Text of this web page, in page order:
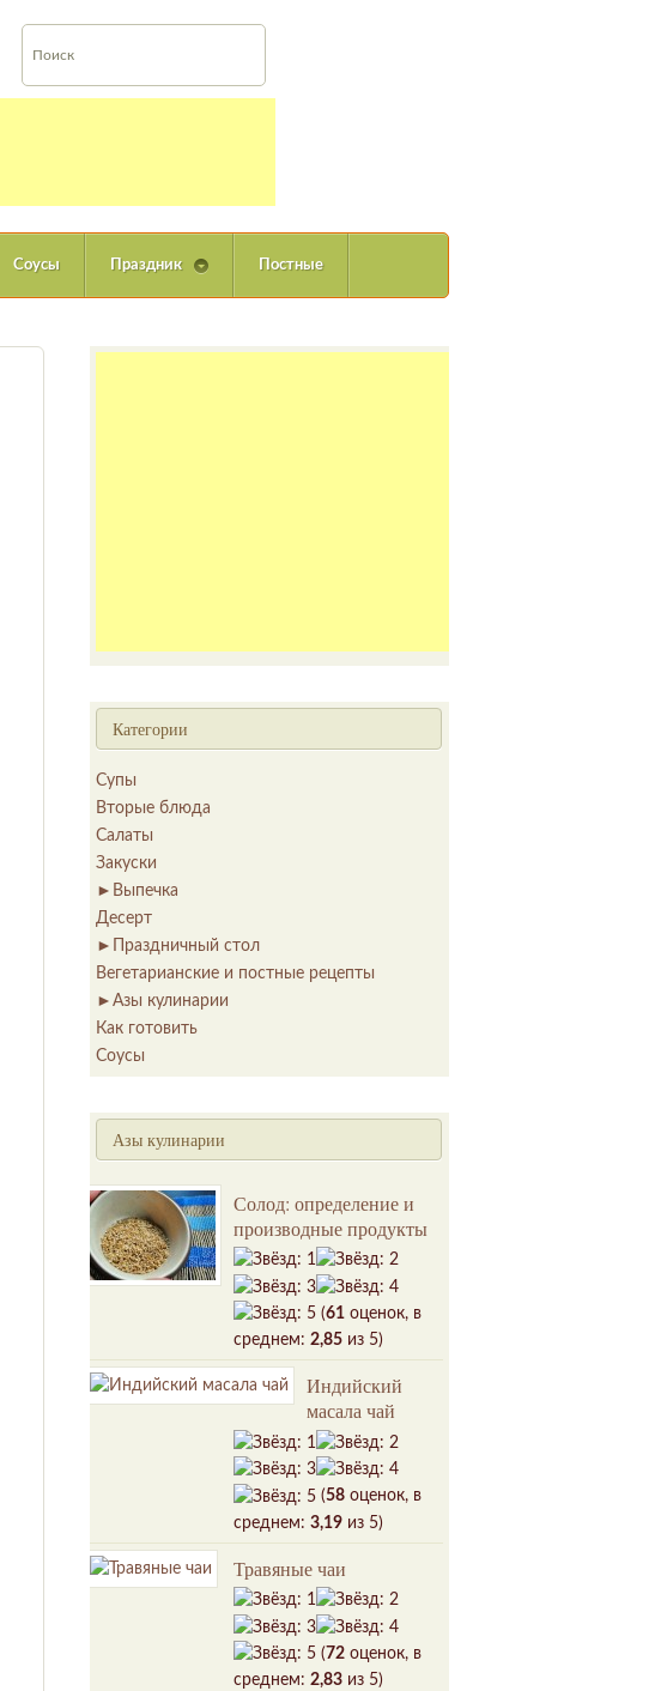
Соусы Праздник Постные
Категории
Супы
Вторые блюда
Салаты
Закуски
► Выпечка
Десерт
►
Праздничный стол
Вегетарианские и постные рецепты
► Азы кулинарии
Как готовить
Соусы
Азы кулинарии
Солод: определение и
производные продукты
(61 оценок, в
среднем: 2,85 из 5)
Индийский
масала чай
(58 оценок, в
среднем: 3,19 из 5)
Травяные чаи
(72 оценок, в
среднем: 2,83 из 5)